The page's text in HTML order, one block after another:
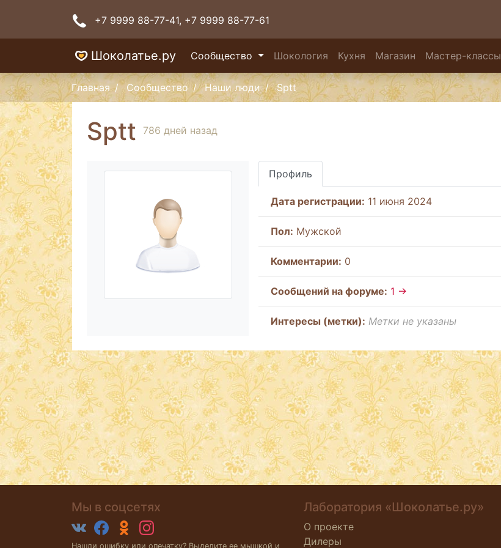
+7 9999 88-77-41, +7 9999 88-77-61
Шоколатье.ру Сообщество Шокология Кухня Магазин Мастер-классы
Главная Сообщество Наши люди Sptt
Sptt 786 дней назад
Профиль
Дата регистрации: 11 июня 2024
Пол: Мужской
Комментарии: 0
Cообщений на форуме: 1 →
Интересы (метки): Метки не указаны
Мы в соцсетях
Нашли ошибку или опечатку? Выделите ее мышкой и
Лаборатория «Шоколатье.ру»
О проекте
Дилеры